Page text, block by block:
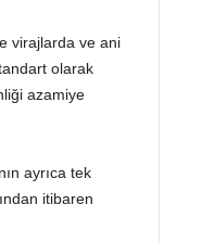
virajlarda ve ani
olarak
azamiye
ayrıca tek
itibaren